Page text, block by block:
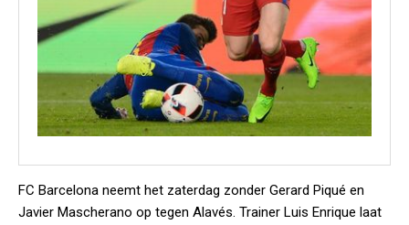
FC Barcelona neemt het zaterdag zonder Gerard Piqué en
Javier Mascherano op tegen Alavés. Trainer Luis Enrique laat